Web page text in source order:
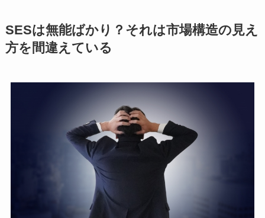
SESは無能ばかり？それは市場構造の見え
方を間違えている